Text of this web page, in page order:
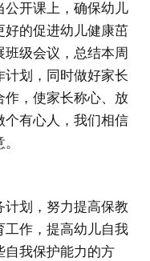
公开课上，确保幼儿
好的促进幼儿健康茁
级会议，总结本周
计划，同时做好家长
作，使家长称心、放
个有心人，我们相信
划，努力提高保教
工作，提高幼儿自我
自我保护能力的方